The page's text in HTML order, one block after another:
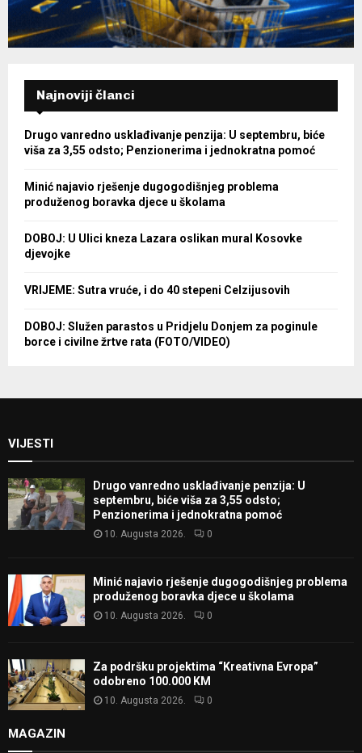
Najnoviji članci
Drugo vanredno usklađivanje penzija: U septembru, biće
viša za 3,55 odsto; Penzionerima i jednokratna pomoć
Minić najavio rješenje dugogodišnjeg problema
produženog boravka djece u školama
DOBOJ: U Ulici kneza Lazara oslikan mural Kosovke
djevojke
VRIJEME: Sutra vruće, i do 40 stepeni Celzijusovih
DOBOJ: Služen parastos u Pridjelu Donjem za poginule
borce i civilne žrtve rata (FOTO/VIDEO)
VIJESTI
Drugo vanredno usklađivanje penzija: U
septembru, biće viša za 3,55 odsto;
Penzionerima i jednokratna pomoć
10. Augusta 2026. 0
Minić najavio rješenje dugogodišnjeg problema
produženog boravka djece u školama
10. Augusta 2026. 0
Za podršku projektima “Kreativna Evropa”
odobreno 100.000 KM
10. Augusta 2026. 0
MAGAZIN